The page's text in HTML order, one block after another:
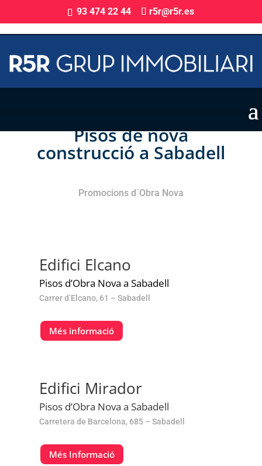
93 474 22 44 r5r@r5r.es
Pisos de nova
construcció a Sabadell
Promocions d´Obra Nova
Edifici Elcano
Pisos d’Obra Nova a Sabadell
Carrer d’Elcano, 61 – Sabadell
Més informació
Edifici Mirador
Pisos d’Obra Nova a Sabadell
Carretera de Barcelona, 685 – Sabadell
Més Informació